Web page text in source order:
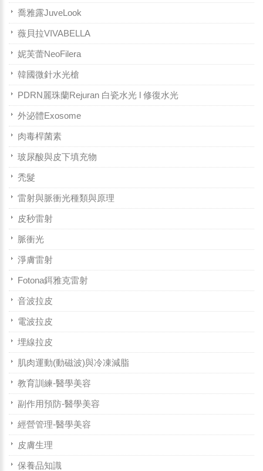
喬雅露JuveLook
薇貝拉VIVABELLA
妮芙蕾NeoFilera
韓國微針水光槍
PDRN麗珠蘭Rejuran 白瓷水光 l 修復水光
外泌體Exosome
肉毒桿菌素
玻尿酸與皮下填充物
禿髮
雷射與脈衝光種類與原理
皮秒雷射
脈衝光
淨膚雷射
Fotona鉺雅克雷射
音波拉皮
電波拉皮
埋線拉皮
肌肉運動(動磁波)與冷凍減脂
教育訓練-醫學美容
副作用預防-醫學美容
經營管理-醫學美容
皮膚生理
保養品知識